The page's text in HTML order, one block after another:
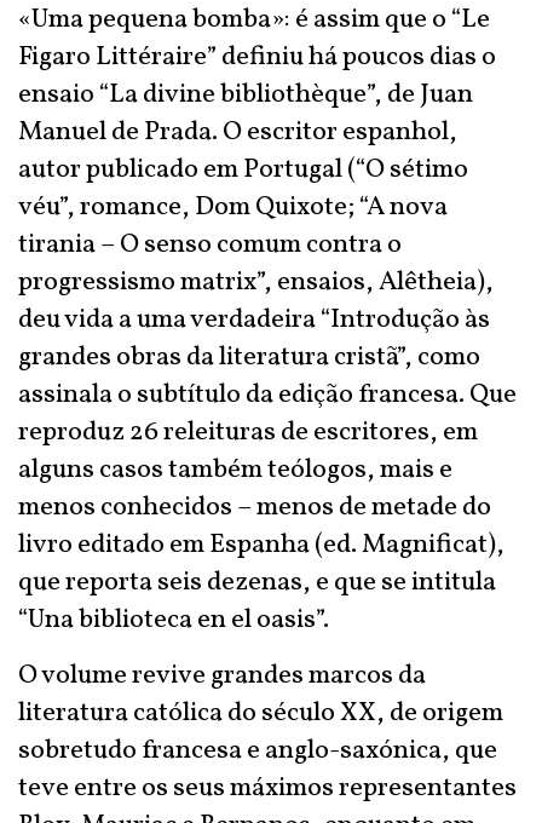
«Uma pequena bomba»: é assim que o “Le
Figaro Littéraire” definiu há poucos dias o
ensaio “La divine bibliothèque”, de Juan
Manuel de Prada. O escritor espanhol,
autor publicado em Portugal (“O sétimo
véu”, romance, Dom Quixote; “A nova
tirania – O senso comum contra o
progressismo matrix”, ensaios, Alêtheia),
deu vida a uma verdadeira “Introdução às
grandes obras da literatura cristã”, como
assinala o subtítulo da edição francesa. Que
reproduz 26 releituras de escritores, em
alguns casos também teólogos, mais e
menos conhecidos – menos de metade do
livro editado em Espanha (ed. Magnificat),
que reporta seis dezenas, e que se intitula
“Una biblioteca en el oasis”.
O volume revive grandes marcos da
literatura católica do século XX, de origem
sobretudo francesa e anglo-saxónica, que
teve entre os seus máximos representantes